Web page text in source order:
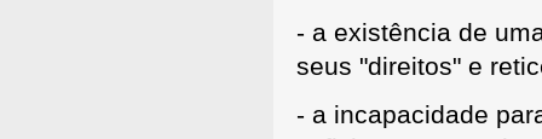
- a existência de
seus "direitos" e
- a incapacidade